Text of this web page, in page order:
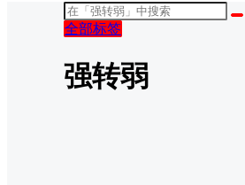
全部标签
强转弱